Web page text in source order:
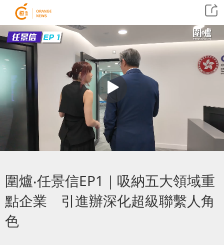
圍爐‧任景信EP1｜吸納五大領域重
點企業 引進辦深化超級聯繫人角
色